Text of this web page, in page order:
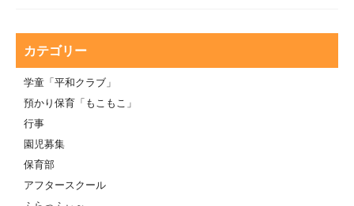
カテゴリー
学童「平和クラブ」
預かり保育「もこもこ」
行事
園児募集
保育部
アフタースクール